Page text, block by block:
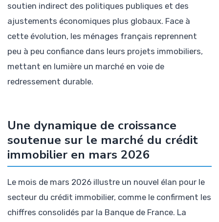
soutien indirect des politiques publiques et des
ajustements économiques plus globaux. Face à
cette évolution, les ménages français reprennent
peu à peu confiance dans leurs projets immobiliers,
mettant en lumière un marché en voie de
redressement durable.
Une dynamique de croissance
soutenue sur le marché du crédit
immobilier en mars 2026
Le mois de mars 2026 illustre un nouvel élan pour le
secteur du crédit immobilier, comme le confirment les
chiffres consolidés par la Banque de France. La